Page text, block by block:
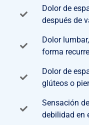
Dolor de
después de
Dolor
forma
Dolor de
glúteos o
Sensación
debilidad en